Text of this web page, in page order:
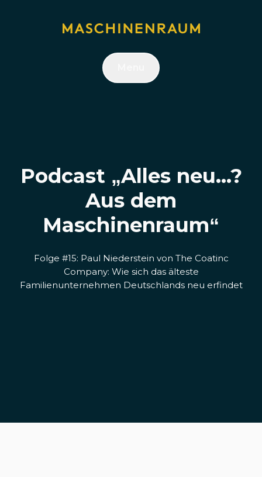
Podcast „Alles neu...?
Aus dem
Maschinenraum“
Folge #15: Paul Niederstein von The Coatinc
Company: Wie sich das älteste
Familienunternehmen Deutschlands neu erfindet